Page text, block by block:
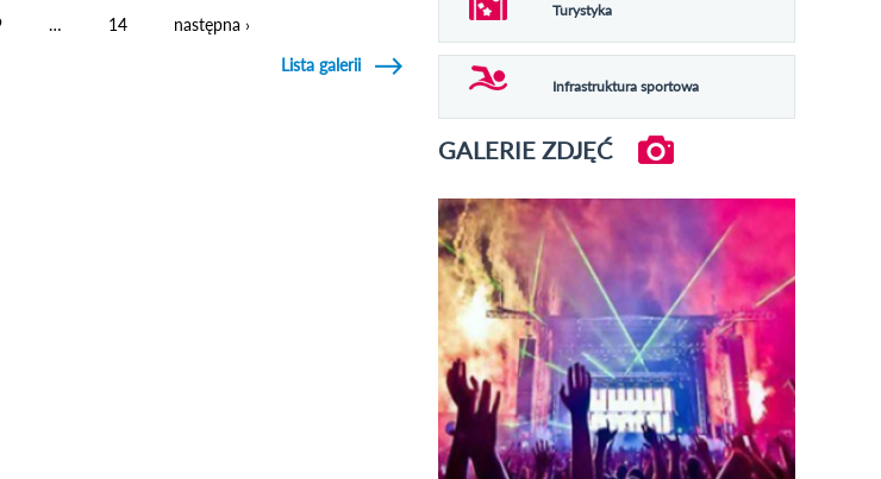
… 14 następna ›
Lista galerii
Turystyka
Infrastruktura sportowa
GALERIE ZDJĘĆ